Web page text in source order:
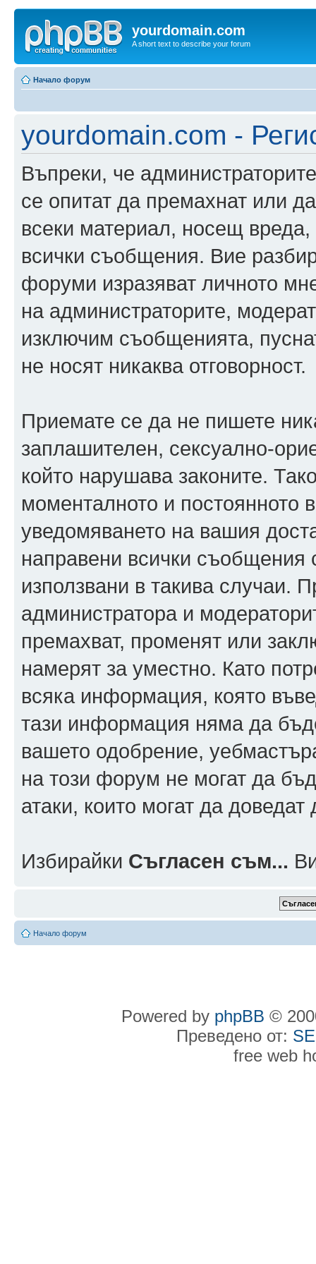
yourdomain.com
A short text to describe your forum
Начало форум
yourdomain.com -
Въпреки, че
се опитат да премахнат или
всеки материал, носещ
всички съобщения. Вие
форуми изразяват личното
на администраторите,
изключим съобщенията,
не носят никаква отговорност.
Приемате се да не пишете
заплашителен, сексуално-
който нарушава законите.
моменталното и постоянното
уведомяването на вашия
направени всички съобщения
използвани в такива случаи.
администратора и
премахват, променят или
намерят за уместно. Като
всяка информация, която
тази информация няма да
вашето одобрение,
на този форум не могат да
атаки, които могат да
Избирайки Съгласен съм...
Начало форум
Powered by phpBB ©
Преведено от:
free web